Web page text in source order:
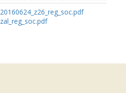
20160624_z26_reg_soc.pdf
zal_reg_soc.pdf